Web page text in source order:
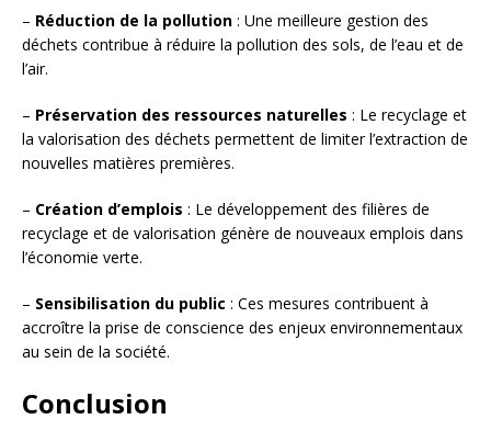
– Réduction de la pollution : Une meilleure gestion des
déchets contribue à réduire la pollution des sols, de l’eau et de
l’air.
– Préservation des ressources naturelles : Le recyclage et
la valorisation des déchets permettent de limiter l’extraction de
nouvelles matières premières.
– Création d’emplois : Le développement des filières de
recyclage et de valorisation génère de nouveaux emplois dans
l’économie verte.
– Sensibilisation du public : Ces mesures contribuent à
accroître la prise de conscience des enjeux environnementaux
au sein de la société.
Conclusion